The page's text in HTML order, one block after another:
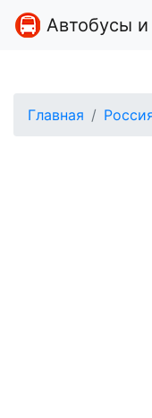
Автобусы и
Главная